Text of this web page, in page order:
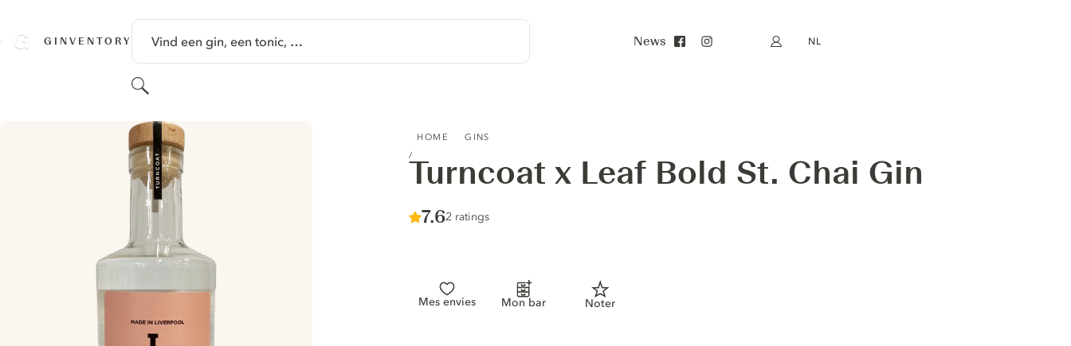
GINVENTORY Vind een gin, een tonic, …
Zoeken
News Mijn account
NL
HOME GINS
Turncoat x Leaf Bold St. Chai Gin
Score :
7.6/ 10
2 ratings
Mes envies Mon bar Noter